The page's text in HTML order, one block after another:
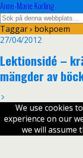
Anne-Marie Körling
Taggar › bokpoem
27/04/2012
Lektionsidé –
mängder av
We use cookies
experience on our
we will assume